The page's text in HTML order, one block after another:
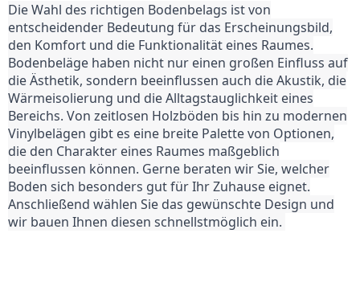
Die Wahl des richtigen Bodenbelags ist von
entscheidender Bedeutung für das Erscheinungsbild,
den Komfort und die Funktionalität eines Raumes.
Bodenbeläge haben nicht nur einen großen Einfluss auf
die Ästhetik, sondern beeinflussen auch die Akustik, die
Wärmeisolierung und die Alltagstauglichkeit eines
Bereichs. Von zeitlosen Holzböden bis hin zu modernen
Vinylbelägen gibt es eine breite Palette von Optionen,
die den Charakter eines Raumes maßgeblich
beeinflussen können. Gerne beraten wir Sie, welcher
Boden sich besonders gut für Ihr Zuhause eignet.
Anschließend wählen Sie das gewünschte Design und
wir bauen Ihnen diesen schnellstmöglich ein.